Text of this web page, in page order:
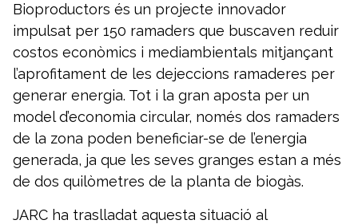
Bioproductors és un projecte innovador
impulsat per 150 ramaders que buscaven reduir
costos econòmics i mediambientals mitjançant
l’aprofitament de les dejeccions ramaderes per
generar energia. Tot i la gran aposta per un
model d’economia circular, només dos ramaders
de la zona poden beneficiar-se de l’energia
generada, ja que les seves granges estan a més
de dos quilòmetres de la planta de biogàs.
JARC ha traslladat aquesta situació al